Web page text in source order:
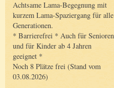
Achtsame Lama-Begegnung mit
kurzem Lama-Spaziergang für alle
Generationen.
* Barrierefrei * Auch für Senioren
und für Kinder ab 4 Jahren
geeignet *
Noch 8 Plätze frei (Stand vom
03.08.2026)